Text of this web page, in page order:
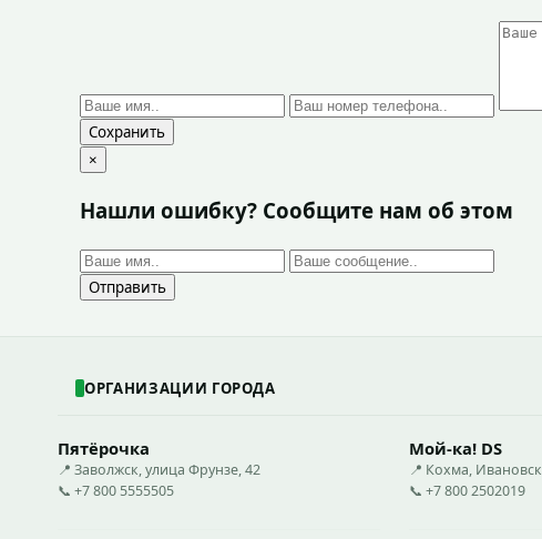
Сохранить
×
Нашли ошибку? Сообщите нам об этом
Отправить
ОРГАНИЗАЦИИ ГОРОДА
Пятёрочка
📍 Заволжск, улица Фрунзе, 42
📞 +7 800 5555505
Мой-ка! DS
📍 Кохма,
📞 +7 800 2502019